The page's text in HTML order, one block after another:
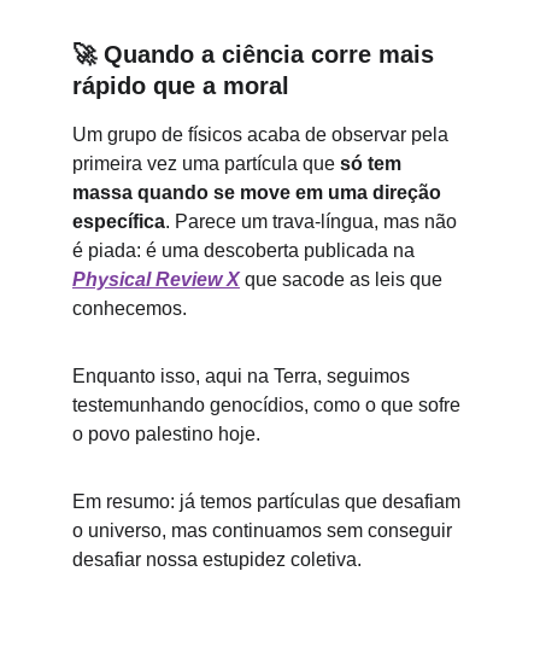
🚀 Quando a ciência corre mais
rápido que a moral
Um grupo de físicos acaba de observar pela
primeira vez uma partícula que só tem
massa quando se move em uma direção
específica. Parece um trava-língua, mas não
é piada: é uma descoberta publicada na
Physical Review X que sacode as leis que
conhecemos.
Enquanto isso, aqui na Terra, seguimos
testemunhando genocídios, como o que sofre
o povo palestino hoje.
Em resumo: já temos partículas que desafiam
o universo, mas continuamos sem conseguir
desafiar nossa estupidez coletiva.